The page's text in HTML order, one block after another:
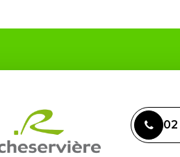
02